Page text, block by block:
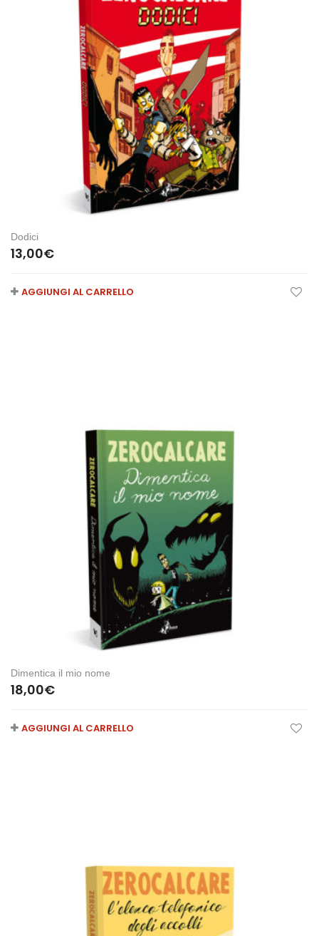
Dodici
13,00€
AGGIUNGI AL CARRELLO
Dimentica il mio nome
18,00€
AGGIUNGI AL CARRELLO